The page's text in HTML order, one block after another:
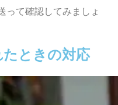
って確認してみましょ
ときの対応